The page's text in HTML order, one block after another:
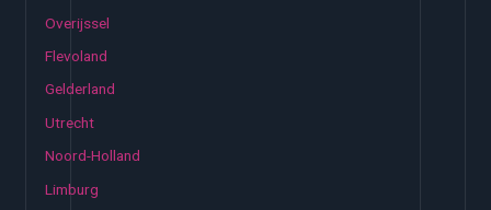
Overijssel
Flevoland
Gelderland
Utrecht
Noord-Holland
Limburg